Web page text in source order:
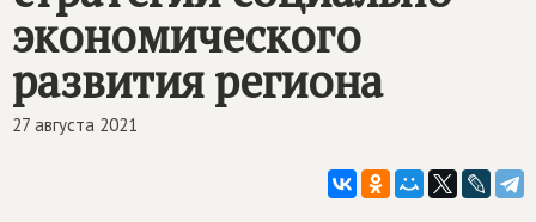
экономического
развития региона
27 августа 2021